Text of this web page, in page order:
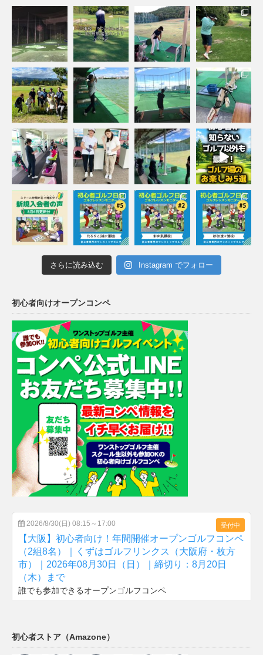
さらに読み込む Instagram でフォロー
初心者向けオープンコンペ
初心者ストア（Amazone）